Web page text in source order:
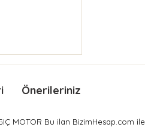
Önerileriniz
MOTOR Bu ilan BizimHesap.com ile